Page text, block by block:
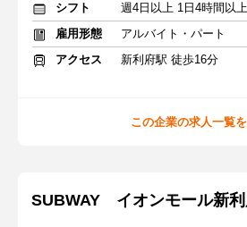
シフト
週4日以上 1日4時間以上
雇用形態
アルバイト・パート
アクセス
新利府駅 徒歩16分
この企業の求人一覧
SUBWAY イオンモール新利